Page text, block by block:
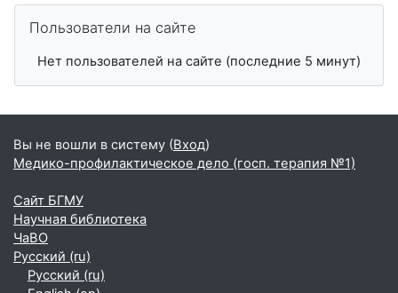
Пользователи на сайте
Нет пользователей на сайте (последние 5 минут)
Вы не вошли в систему (Вход)
Медико-профилактическое дело (госп. терапия №1)
Сайт БГМУ
Научная библиотека
ЧаВО
Русский ‎(ru)‎
Русский ‎(ru)‎